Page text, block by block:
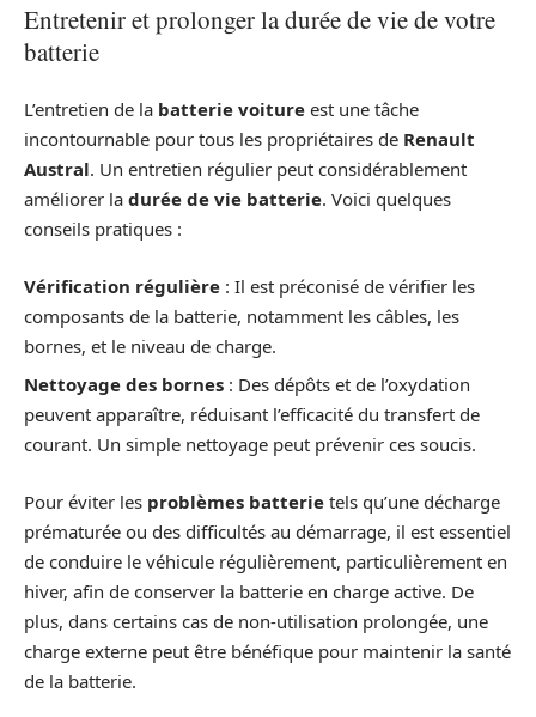
Entretenir et prolonger la durée de vie de votre
batterie
L’entretien de la batterie voiture est une tâche
incontournable pour tous les propriétaires de Renault
Austral. Un entretien régulier peut considérablement
améliorer la durée de vie batterie. Voici quelques
conseils pratiques :
Vérification régulière : Il est préconisé de vérifier les
composants de la batterie, notamment les câbles, les
bornes, et le niveau de charge.
Nettoyage des bornes : Des dépôts et de l’oxydation
peuvent apparaître, réduisant l’efficacité du transfert de
courant. Un simple nettoyage peut prévenir ces soucis.
Pour éviter les problèmes batterie tels qu’une décharge
prématurée ou des difficultés au démarrage, il est essentiel
de conduire le véhicule régulièrement, particulièrement en
hiver, afin de conserver la batterie en charge active. De
plus, dans certains cas de non-utilisation prolongée, une
charge externe peut être bénéfique pour maintenir la santé
de la batterie.